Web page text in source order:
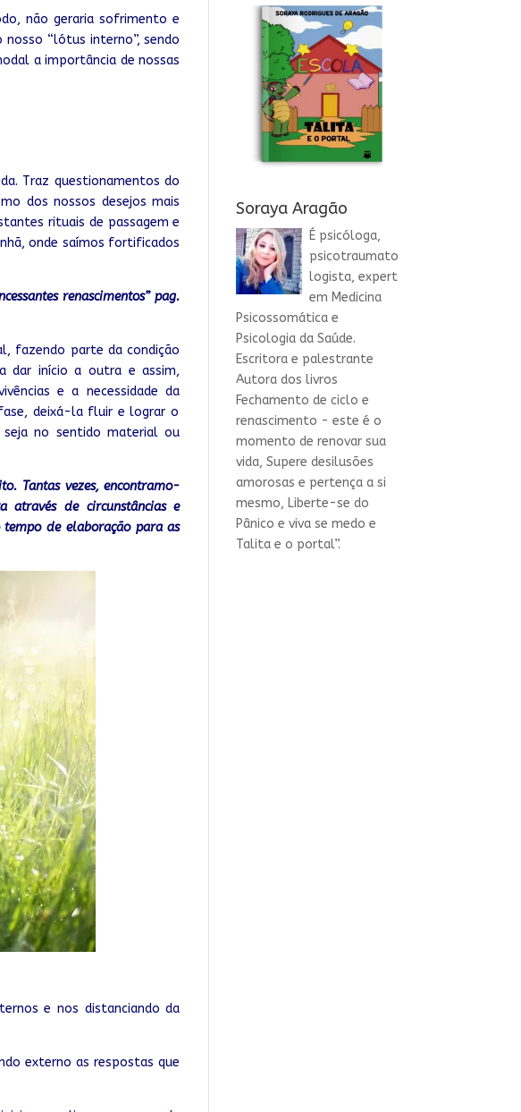
não geraria sofrimento e
nosso “lótus interno”, sendo
a importância de nossas
Traz questionamentos do
dos nossos desejos mais
rituais de passagem e
onde saímos fortificados
renascimentos” pag.
fazendo parte da condição
dar início a outra e assim,
e a necessidade da
deixá-la fluir e lograr o
no sentido material ou
Tantas vezes, encontramo-
através de circunstâncias e
de elaboração para as
e nos distanciando da
externo as respostas que
Soraya Aragão
É psicóloga,
psicotraumato
logista, expert
em Medicina
Psicossomática e
Psicologia da Saúde.
Escritora e palestrante
Autora dos livros
Fechamento de ciclo e
renascimento - este é o
momento de renovar sua
vida, Supere desilusões
amorosas e pertença a si
mesmo, Liberte-se do
Pânico e viva se medo e
Talita e o portal”.